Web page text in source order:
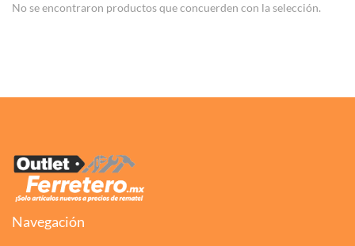
No se encontraron productos que concuerden con la selección.
Navegación